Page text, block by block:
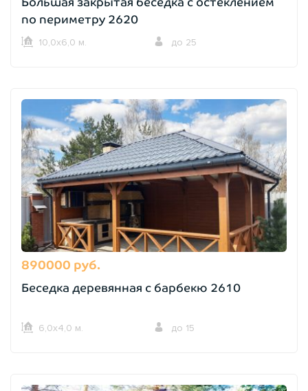
по периметру 2620
10,0х6,0 м. до 25
890000 руб.
Беседка деревянная с барбекю 2610
6,0х4,0 м. до 15